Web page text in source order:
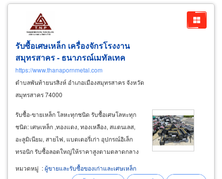
รับซื้อเศษเหล็ก เครื่องจักรโรงงาน
สมุทรสาคร - ธนาภรณ์เมทัลเทค
https://www.thanapornmetal.com
ตำบลพันท้ายนรสิงห์ อำเภอเมืองสมุทรสาคร จังหวัด
สมุทรสาคร 74000
รับซื้อ-ขายเหล็ก โลหะทุกชนิด รับซื้อเศษโลหะทุก
ชนิด: เศษเหล็ก ,ทองแดง, ทองเหลือง, สแตนเลส,
อะลูมิเนียม, สายไฟ, แบตเตอรี่เก่า อุปกรณ์อิเล็ก
ทรอนิก รับซื้อลอตใหญ่ให้ราคาสูงตามตลาดกลาง
รับประมูล-รื้อถอนเครื่องจักร: รับเหมา รื้อโครงสร้าง
เหล็ก โกดังเก่า และเครื่องจักรปลดระวาง
หมวดหมู่ :ผู้ขายและรับซื้อของเก่าและเศษเหล็ก